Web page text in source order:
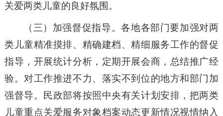
关爱两类儿童的良好氛围。
（三）加强督促指导。各地各部门要加强对两
类儿童精准摸排、精确建档、精细服务工作的督促
指导，开展统计分析，定期开展会商，总结推广经
验。对工作推进不力、落实不到位的地方和部门加
强督导。民政部将按照中央有关计划安排，把两类
儿童重点关爱服务对象档案动态更新情况视情纳入